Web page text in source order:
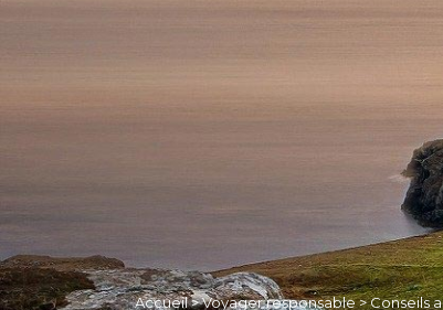
Accueil>Voyager responsable>Conseils